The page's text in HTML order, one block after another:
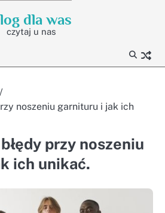
dla was
czytaj u nas
noszeniu garnituru i jak ich
przy noszeniu
ich unikać.